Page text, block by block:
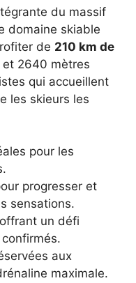
du massif
domaine skiable
de 210 km de
2640 mètres
qui accueillent
les skieurs les
pour les
progresser et
sensations.
offrant un défi
aux
maximale.